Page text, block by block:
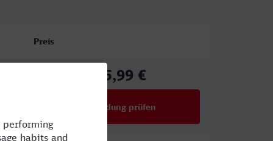
Preis
45,99 €
Verbindung prüfen